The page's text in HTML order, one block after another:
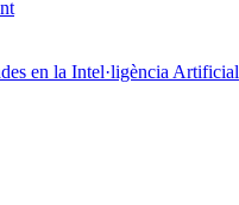
en la Intel·ligència Artificial